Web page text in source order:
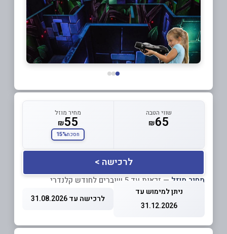
שווי הטבה
₪65
מחיר מוזל
₪55
חסכת15%
לרכישה >
מחיר מוזל — זכאות עד 5 שוברים לחודש קלנדרי
ניתן למימוש עד
31.12.2026
לרכישה עד 31.08.2026